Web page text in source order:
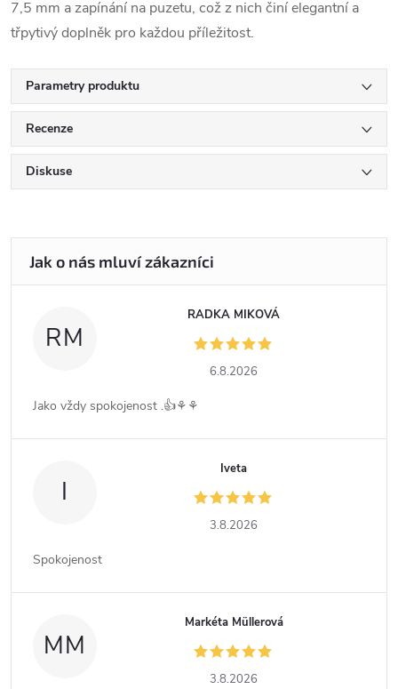
7,5 mm a zapínání na puzetu, což z nich činí elegantní a
třpytivý doplněk pro každou příležitost.
Parametry produktu
Recenze
Diskuse
RM
RADKA MIKOVÁ
6.8.2026
Jako vždy spokojenost .👍⚘️⚘️
I
Iveta
3.8.2026
Spokojenost
MM
Markéta Müllerová
3.8.2026